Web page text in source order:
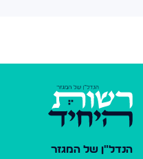
הנדל"ן של המגזר